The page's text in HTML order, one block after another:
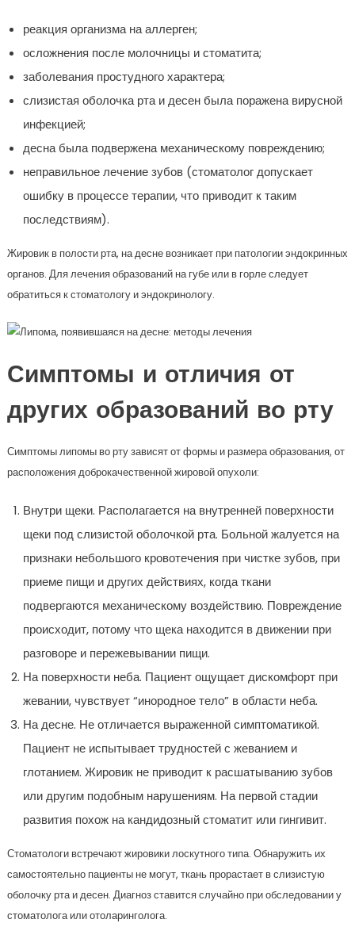
реакция организма на аллерген;
осложнения после молочницы и стоматита;
заболевания простудного характера;
слизистая оболочка рта и десен была поражена вирусной
инфекцией;
десна была подвержена механическому повреждению;
неправильное лечение зубов (стоматолог допускает
ошибку в процессе терапии, что приводит к таким
последствиям).
Жировик в полости рта, на десне возникает при патологии эндокринных
органов. Для лечения образований на губе или в горле следует
обратиться к стоматологу и эндокринологу.
Симптомы и отличия от
других образований во рту
Симптомы липомы во рту зависят от формы и размера образования, от
расположения доброкачественной жировой опухоли:
Внутри щеки. Располагается на внутренней поверхности
щеки под слизистой оболочкой рта. Больной жалуется на
признаки небольшого кровотечения при чистке зубов, при
приеме пищи и других действиях, когда ткани
подвергаются механическому воздействию. Повреждение
происходит, потому что щека находится в движении при
разговоре и пережевывании пищи.
На поверхности неба. Пациент ощущает дискомфорт при
жевании, чувствует “инородное тело” в области неба.
На десне. Не отличается выраженной симптоматикой.
Пациент не испытывает трудностей с жеванием и
глотанием. Жировик не приводит к расшатыванию зубов
или другим подобным нарушениям. На первой стадии
развития похож на кандидозный стоматит или гингивит.
Стоматологи встречают жировики лоскутного типа. Обнаружить их
самостоятельно пациенты не могут, ткань прорастает в слизистую
оболочку рта и десен. Диагноз ставится случайно при обследовании у
стоматолога или отоларинголога.